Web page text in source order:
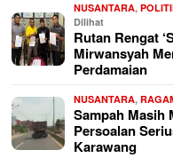
NUSANTARA,
Dilihat
Rutan Rengat
Mirwansyah
Perdamaian
NUSANTARA,
Sampah Masih
Persoalan
Karawang